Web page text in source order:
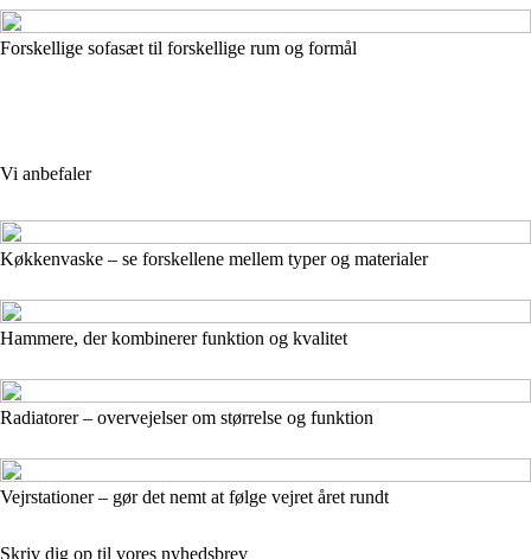
Forskellige sofasæt til forskellige rum og formål
Vi anbefaler
Køkkenvaske – se forskellene mellem typer og materialer
Hammere, der kombinerer funktion og kvalitet
Radiatorer – overvejelser om størrelse og funktion
Vejrstationer – gør det nemt at følge vejret året rundt
Skriv dig op til vores nyhedsbrev